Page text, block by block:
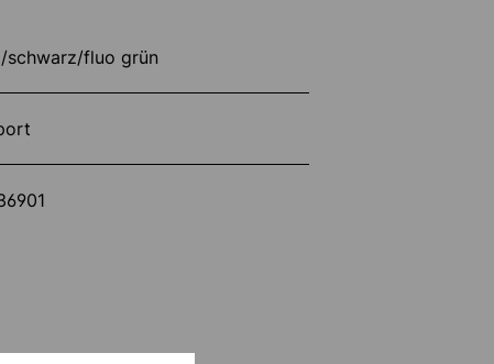
schwarz/fluo grün